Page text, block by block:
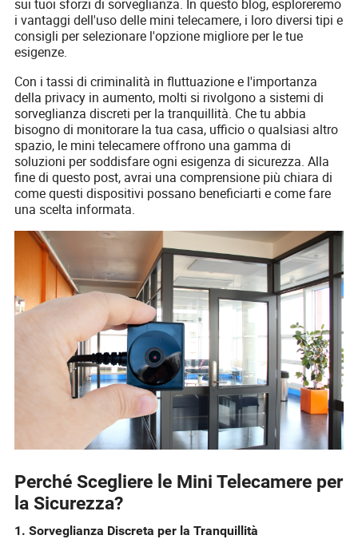
sui tuoi sforzi di sorveglianza. In questo blog, esploreremo
i vantaggi dell'uso delle mini telecamere, i loro diversi tipi e
consigli per selezionare l'opzione migliore per le tue
esigenze.
Con i tassi di criminalità in fluttuazione e l'importanza
della privacy in aumento, molti si rivolgono a sistemi di
sorveglianza discreti per la tranquillità. Che tu abbia
bisogno di monitorare la tua casa, ufficio o qualsiasi altro
spazio, le mini telecamere offrono una gamma di
soluzioni per soddisfare ogni esigenza di sicurezza. Alla
fine di questo post, avrai una comprensione più chiara di
come questi dispositivi possano beneficiarti e come fare
una scelta informata.
Perché Scegliere le Mini Telecamere per
la Sicurezza?
1. Sorveglianza Discreta per la Tranquillità